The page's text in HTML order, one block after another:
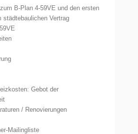
B-Plan 4-59VE und den ersten
städtebaulichen Vertrag
Gebot der
/ Renovierungen
Mailingliste